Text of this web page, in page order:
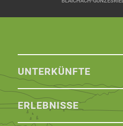
UNTERKÜNFTE
ERLEBNISSE